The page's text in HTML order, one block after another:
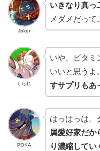
Joker
いきなり真っ
メダメだって
くられ
いや、ビタミ
いいと思うよ
すサプリもあ
POKA
はっはっは。
属愛好家だ
り濃縮してい